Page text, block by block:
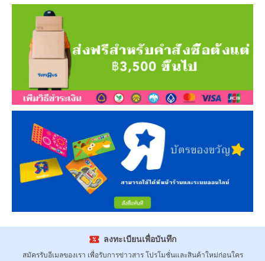
ลงทะเบียนเพื่อบันทึก
สมัครรับอีเมลของเรา เพื่อรับการข่าวสาร โปรโมชั่นและสินค้าใหม่ก่อนใคร